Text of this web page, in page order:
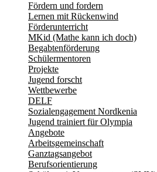
Fördern und fordern
Lernen mit Rückenwind
Förderunterricht
MKid (Mathe kann ich doch)
Begabtenförderung
Schülermentoren
Projekte
Jugend forscht
Wettbewerbe
DELF
Sozialengagement Nordkenia
Jugend trainiert für Olympia
Angebote
Arbeitsgemeinschaft
Ganztagsangebot
Berufsorientierung